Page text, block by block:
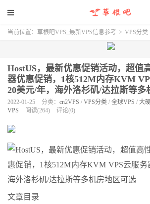
当前位置： 草根吧VPS_最新VPS信息参考 > VPS分类
HostUS，最新优惠促销活动，超值
器优惠促销，1核512M内存KVM
20美元/年，海外洛杉矶/达拉斯等多
2022-01-25 分类： cn2VPS / VPS分类 / 全球VPS / 大
VPS
阅读(264) 评论(0)
文章目录